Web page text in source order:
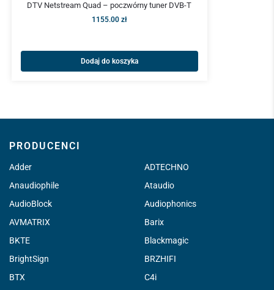
DTV Netstream Quad – poczwórny tuner DVB-T
1155.00 zł
Dodaj do koszyka
PRODUCENCI
Adder
ADTECHNO
Anaudiophile
Ataudio
AudioBlock
Audiophonics
AVMATRIX
Barix
BKTE
Blackmagic
BrightSign
BRZHIFI
BTX
C4i